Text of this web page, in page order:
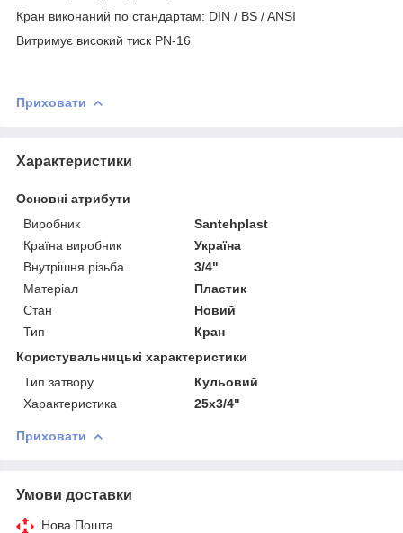
Кран виконаний по стандартам: DIN / BS / ANSI
Витримує високий тиск PN-16
Приховати
Характеристики
Основні атрибути
Виробник
Santehplast
Країна виробник
Україна
Внутрішня різьба
3/4"
Матеріал
Пластик
Стан
Новий
Тип
Кран
Користувальницькі характеристики
Тип затвору
Кульовий
Характеристика
25х3/4"
Приховати
Умови доставки
Нова Пошта